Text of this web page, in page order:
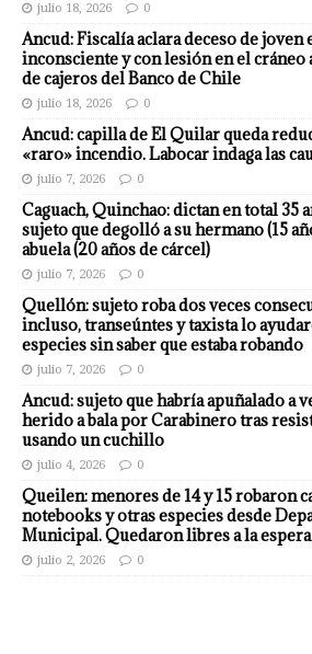
julio 18, 2026 0
Ancud: Fiscalía aclara deceso de joven
inconsciente y con lesión en el
de cajeros del Banco de Chile
julio 18, 2026 0
Ancud: capilla de El Quilar queda
«raro» incendio. Labocar indaga las
julio 7, 2026 0
Caguach, Quinchao: dictan en total 35
sujeto que degolló a su hermano (15
abuela (20 años de cárcel)
julio 7, 2026 0
Quellón: sujeto roba dos veces
incluso, transeúntes y taxista lo
especies sin saber que estaba robando
julio 7, 2026 0
Ancud: sujeto que habría apuñalado a
herido a bala por Carabinero tras
usando un cuchillo
julio 4, 2026 0
Queilen: menores de 14 y 15 robaron
notebooks y otras especies desde
Municipal. Quedaron libres a la
julio 2, 2026 0